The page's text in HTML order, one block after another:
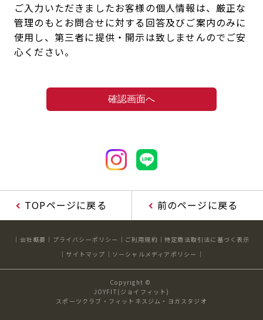
ご入力いただきましたお客様の個人情報は、厳正な
管理のもとお問合せに対する回答及びご案内のみに
使用し、第三者に提供・開示は致しませんのでご安
心ください。
TOPページに戻る 前のページに戻る
会社概要 プライバシーポリシー ご利用規約
特定商法取引法に基づく表示
サイトマップ
ソーシャルメディアポリシー
Copyright ©
JOYFIT(ジョイフィット)
スポーツクラブ・フィットネスジム・ヨガスタジオ